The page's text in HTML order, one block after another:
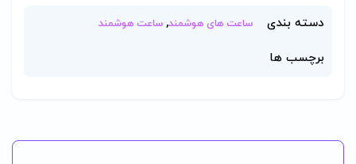
دسته بندی ساعت های هوشمند, ساعت هوشمند
برچسب ها